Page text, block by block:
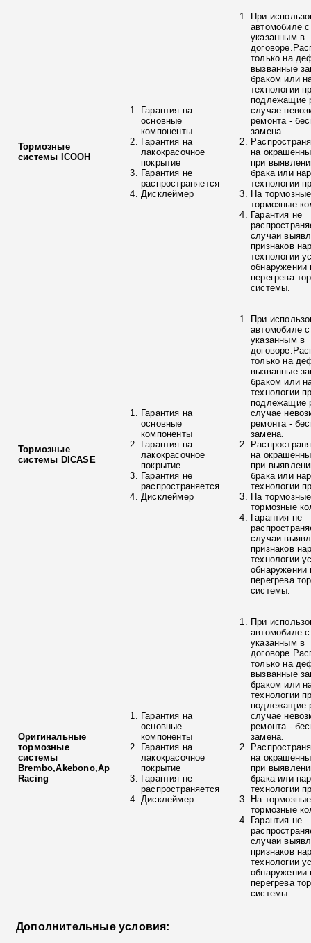
Тормозные
системы ICOOH
Гарантия на
основные
компоненты
Гарантия на
лакокрасочное
покрытие
Гарантия не
распространяется
Дисклеймер
При
автомобиле
указанным в
только на
вызванные
браком или
технологии
подлежащие
случае
ремонта -
замена.
на
при
брака или
технологии
На
тормозные
Гарантия не
случаи
признаков
технологии
обнаружении
перегрева
системы.
Тормозные
системы DICASE
Гарантия на
основные
компоненты
Гарантия на
лакокрасочное
покрытие
Гарантия не
распространяется
Дисклеймер
При
автомобиле
указанным в
только на
вызванные
браком или
технологии
подлежащие
случае
ремонта -
замена.
на
при
брака или
технологии
На
тормозные
Гарантия не
случаи
признаков
технологии
обнаружении
перегрева
системы.
Оригинальные
тормозные
системы
Brembo,Akebono,Ap
Racing
Гарантия на
основные
компоненты
Гарантия на
лакокрасочное
покрытие
Гарантия не
распространяется
Дисклеймер
При
автомобиле
указанным в
только на
вызванные
браком или
технологии
подлежащие
случае
ремонта -
замена.
на
при
брака или
технологии
На
тормозные
Гарантия не
случаи
признаков
технологии
обнаружении
перегрева
системы.
Дополнительные условия: